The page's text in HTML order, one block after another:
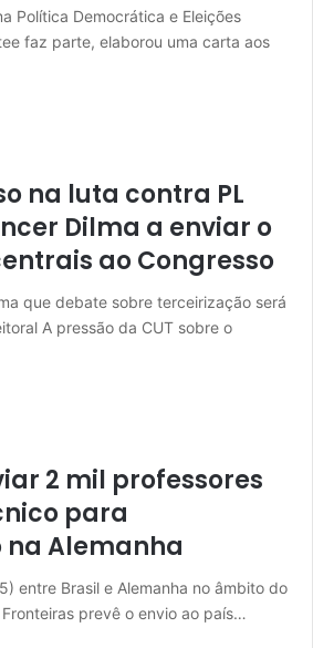
Política Democrática e Eleições
faz parte, elaborou uma carta aos
na luta contra PL
Dilma a enviar o
ao Congresso
que debate sobre terceirização será
A pressão da CUT sobre o
2 mil professores
para
Alemanha
entre Brasil e Alemanha no âmbito do
prevê o envio ao país…